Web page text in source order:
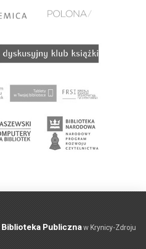
Biblioteka Publicznaw Krynicy-Zdroju